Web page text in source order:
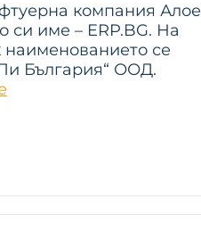
компания Алое
си име – ERP.BG. На
наименованието се
България“ ООД.